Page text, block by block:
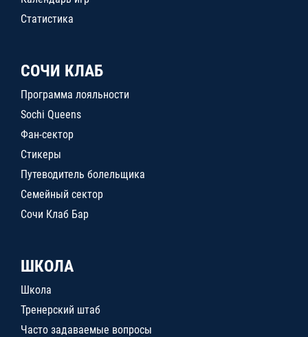
Статистика
СОЧИ КЛАБ
Программа лояльности
Sochi Queens
Фан-сектор
Стикеры
Путеводитель болельщика
Семейный сектор
Сочи Клаб Бар
ШКОЛА
Школа
Тренерский штаб
Часто задаваемые вопросы